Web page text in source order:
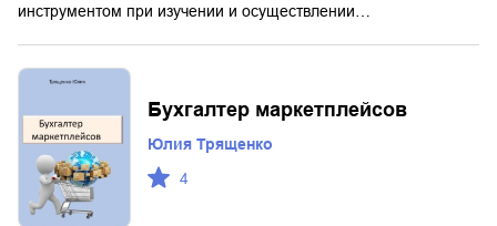
инструментом при изучении и осуществлении…
Бухгалтер маркетплейсов
Юлия Трященко
4